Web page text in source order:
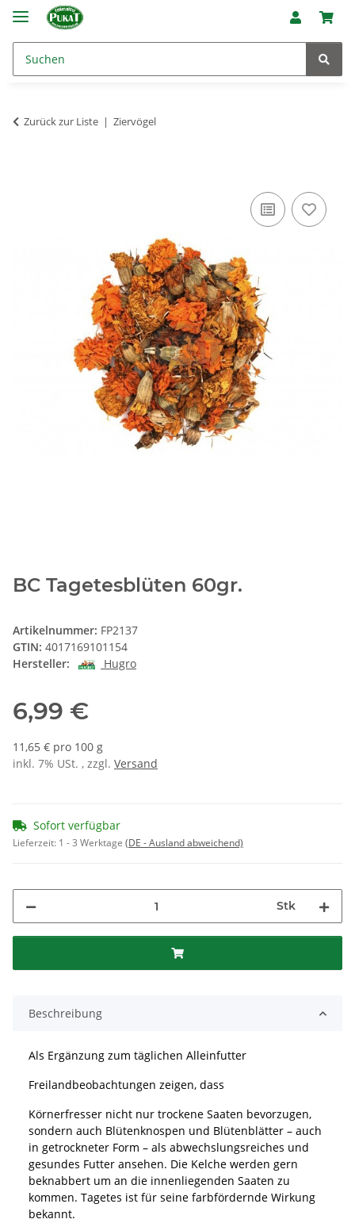
Zurück zur Liste Ziervögel
BC Tagetesblüten 60gr.
Artikelnummer: FP2137
GTIN: 4017169101154
Hersteller:
Hugro
6,99 €
11,65 € pro 100 g
inkl. 7% USt. , zzgl. Versand
Sofort verfügbar
Lieferzeit: 1 - 3 Werktage (DE - Ausland abweichend)
Stk
Beschreibung
Als Ergänzung zum täglichen Alleinfutter
Freilandbeobachtungen zeigen, dass
Körnerfresser nicht nur trockene Saaten bevorzugen,
sondern auch Blütenknospen und Blütenblätter – auch
in getrockneter Form – als abwechslungsreiches und
gesundes Futter ansehen. Die Kelche werden gern
beknabbert um an die innenliegenden Saaten zu
kommen. Tagetes ist für seine farbfördernde Wirkung
bekannt.